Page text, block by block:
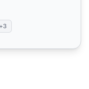
+3